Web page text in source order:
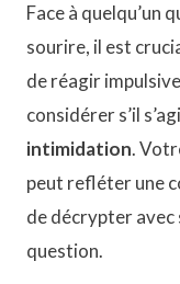
Face à quelqu’un
sourire, il est
de réagir
considérer s’il
intimidation.
peut refléter une
de décrypter avec
question.